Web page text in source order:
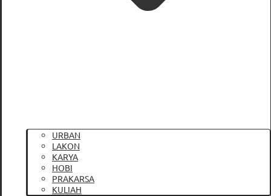
URBAN
LAKON
KARYA
HOBI
PRAKARSA
KULIAH